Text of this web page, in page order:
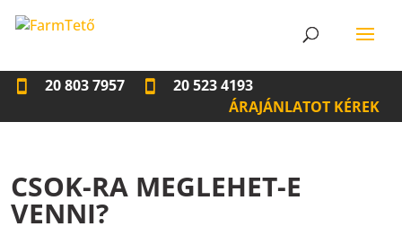
20 803 7957
20 523 4193
ÁRAJÁNLATOT KÉREK
CSOK-RA MEGLEHET-E
VENNI?